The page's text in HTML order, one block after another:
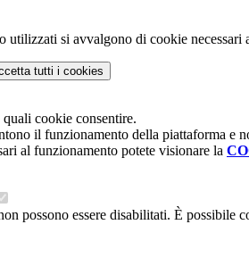
utilizzati si avvalgono di cookie
tutti i cookies
quali cookie consentire.
il funzionamento della piattaforma e
al funzionamento potete visionare la
possono essere disabilitati. È possibile